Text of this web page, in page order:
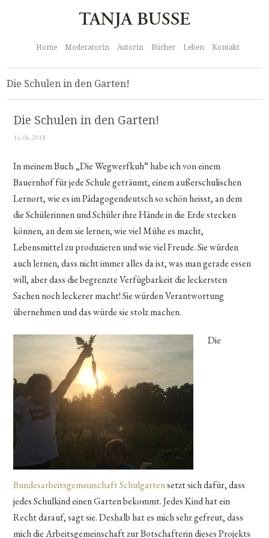
Home Moderatorin Autorin Bücher Leben Kontakt
Die Schulen in den Garten!
Die Schulen in den Garten!
16.04.2018
In meinem Buch „Die Wegwerfkuh“ habe ich von einem
Bauernhof für jede Schule geträumt, einem außerschulischen
Lernort, wie es im Pädagogendeutsch so schön heisst, an dem
die Schülerinnen und Schüler ihre Hände in die Erde stecken
können, an dem sie lernen, wie viel Mühe es macht,
Lebensmittel zu produzieren und wie viel Freude. Sie würden
auch lernen, dass nicht immer alles da ist, was man gerade essen
will, aber dass die begrenzte Verfügbarkeit die leckersten
Sachen noch leckerer macht! Sie würden Verantwortung
übernehmen und das würde sie stolz machen.
Die
Bundesarbeitsgemeinschaft Schulgartensetzt sich dafür, dass
jedes Schulkind einen Garten bekommt. Jedes Kind hat ein
Recht darauf, sagt sie. Deshalb hat es mich sehr gefreut, dass
mich die Arbeitsgemeinschaft zur Botschafterin dieses Projekts